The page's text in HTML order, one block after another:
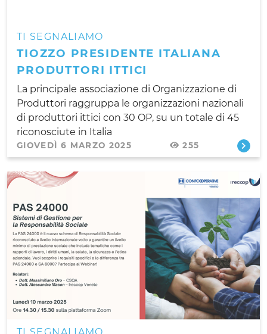
TI SEGNALIAMO
TIOZZO PRESIDENTE ITALIANA
PRODUTTORI ITTICI
La principale associazione di Organizzazione di
Produttori raggruppa le organizzazioni nazionali
di produttori ittici con 30 OP, su un totale di 45
riconosciute in Italia
GIOVEDÌ 6 MARZO 2025 255